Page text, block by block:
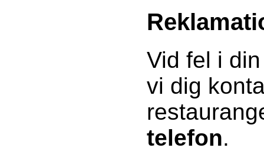
Vid fel i
vi dig
telefon.